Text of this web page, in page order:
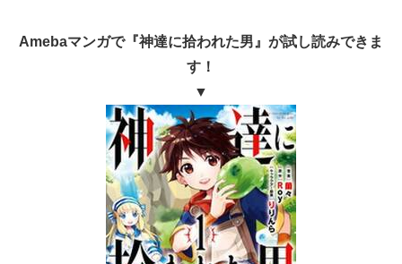
Amebaマンガで『神達に拾われた男』が試し読みできま
す！
▼